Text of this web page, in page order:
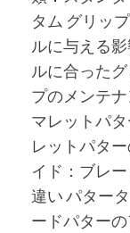
タム グリッ
ルに与える
ルに合った
プのメンテ
マレットパ
レットパタ
イド：ブレ
違い パター
ードパター